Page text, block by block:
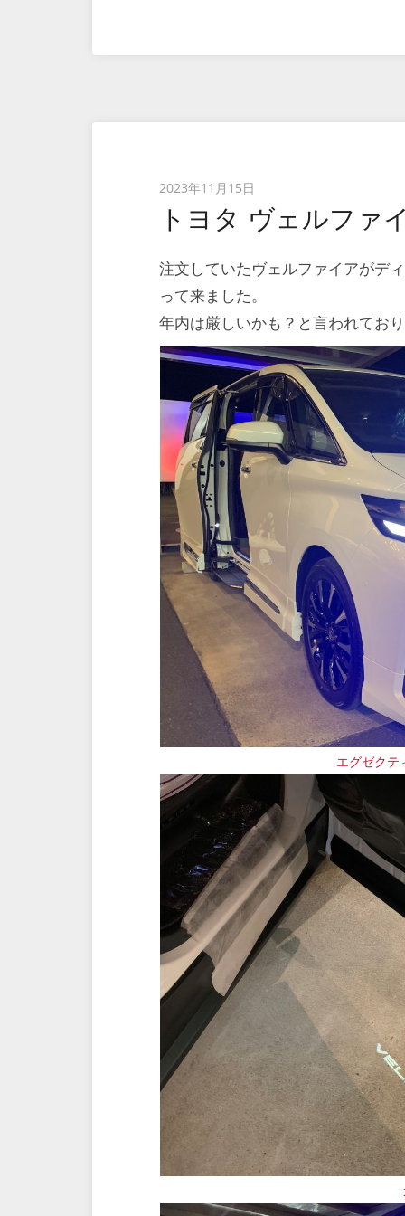
Posted
on
2023年11月15日
トヨタ ヴェルファ
注文していたヴェルファイアがデ
って来ました。
年内は厳しいかも？と言われてお
エグゼク